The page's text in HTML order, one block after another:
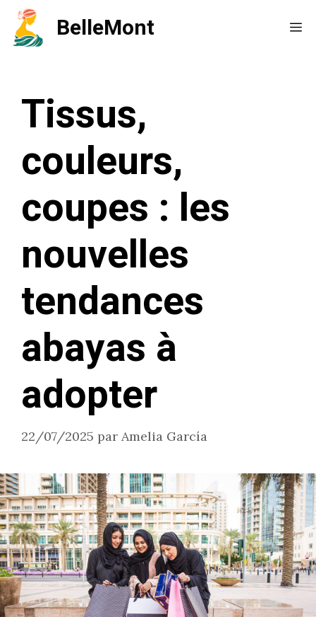
Aller
BelleMont
Tissus,
couleurs,
coupes : les
nouvelles
tendances
abayas à
adopter
22/07/2025 par Amelia García